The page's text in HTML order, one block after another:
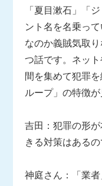
「夏目漱石」「
ント名を名乗っ
なのか義賊気取
つ話です。ネッ
間を集めて犯罪
ループ」の特徴
吉田：犯罪の形
きる対策はある
神庭さん：「業